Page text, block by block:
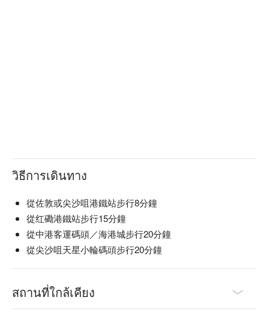
วิธีการเดินทาง
從佐敦或尖沙咀港鐵站步行8分鐘
從红磡港鐵站步行15分鐘
從中港客運碼頭／海港城步行20分鐘
從尖沙咀天星小輪碼頭步行20分鐘
สถานที่ใกล้เคียง